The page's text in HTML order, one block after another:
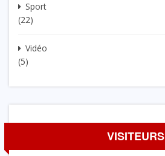
Sport
(22)
Vidéo
(5)
VISITEURS